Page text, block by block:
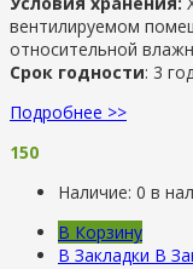
вентилируемом
относительной
Срок годности: 3
Подробнее >>
150
Наличие: 0 в
В Корзину
В Закладки В